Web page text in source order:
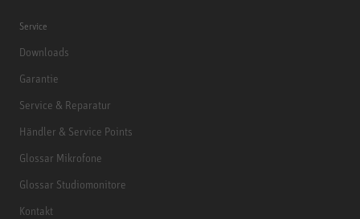
Service
Downloads
Garantie
Service & Reparatur
Händler & Service Points
Glossar Mikrofone
Glossar Studiomonitore
Kontakt